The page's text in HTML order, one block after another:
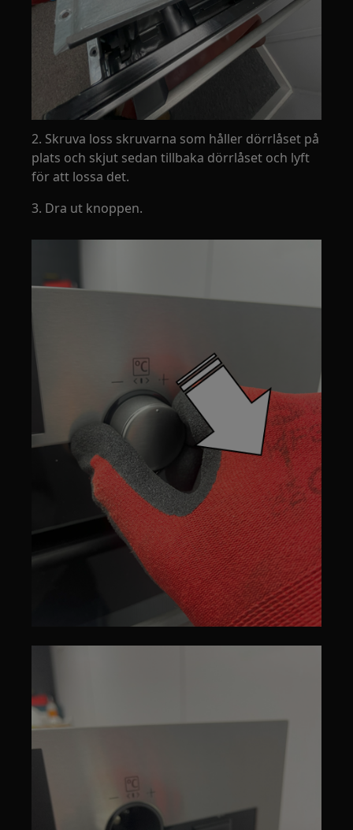
2. Skruva loss skruvarna som håller dörrlåset på
plats och skjut sedan tillbaka dörrlåset och lyft
för att lossa det.
3. Dra ut knoppen.